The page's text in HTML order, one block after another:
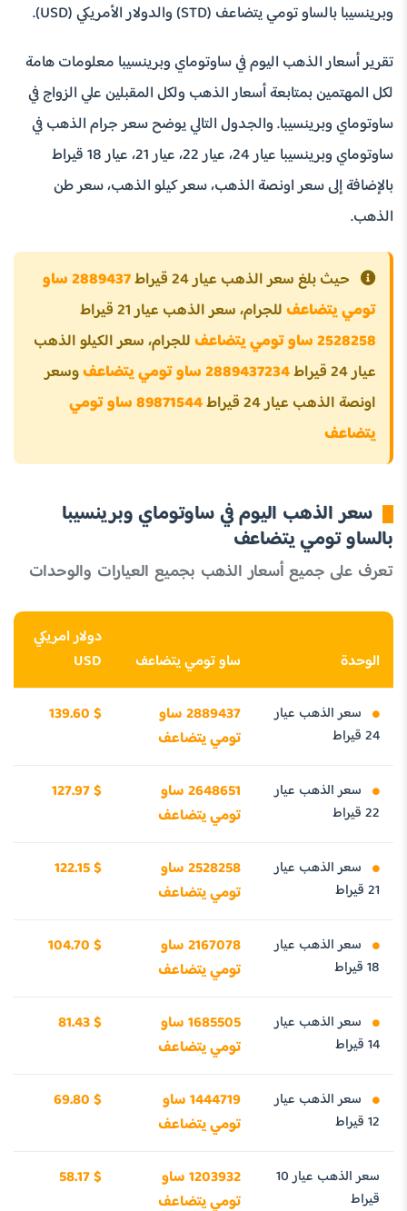
وبرينسيبا بالساو تومي يتضاعف (STD) والدولار الأمريكي (USD).
تقرير أسعار الذهب اليوم في ساوتوماي وبرينسيبا معلومات هامة
لكل المهتمين بمتابعة أسعار الذهب ولكل المقبلين علي الزواج في
ساوتوماي وبرينسيبا. والجدول التالي يوضح سعر جرام الذهب في
ساوتوماي وبرينسيبا عيار 24، عيار 22، عيار 21، عيار 18 قيراط
بالإضافة إلى سعر اونصة الذهب، سعر كيلو الذهب، سعر طن
الذهب.
حيث بلغ سعر الذهب عيار 24 قيراط
2889437 ساو
تومي يتضاعفللجرام، سعر الذهب عيار 21 قيراط
2528258 ساو تومي يتضاعف
للجرام، سعر الكيلو الذهب
عيار 24 قيراط
2889437234 ساو تومي يتضاعف
وسعر
اونصة الذهب عيار 24 قيراط
89871544 ساو تومي
يتضاعف
سعر الذهب اليوم في ساوتوماي وبرينسيبا
بالساو تومي يتضاعف
تعرف على جميع أسعار الذهب بجميع العيارات والوحدات
الوحدة ساو تومي يتضاعف
دولار امريكي
USD
سعر الذهب عيار
24 قيراط
2889437 ساو
تومي يتضاعف
139.60 $
سعر الذهب عيار
22 قيراط
2648651 ساو
تومي يتضاعف
127.97 $
سعر الذهب عيار
21 قيراط
2528258 ساو
تومي يتضاعف
122.15 $
سعر الذهب عيار
18 قيراط
2167078 ساو
تومي يتضاعف
104.70 $
سعر الذهب عيار
14 قيراط
1685505 ساو
تومي يتضاعف
81.43 $
سعر الذهب عيار
12 قيراط
1444719 ساو
تومي يتضاعف
69.80 $
سعر الذهب عيار 10
قيراط
1203932 ساو
تومي يتضاعف
58.17 $